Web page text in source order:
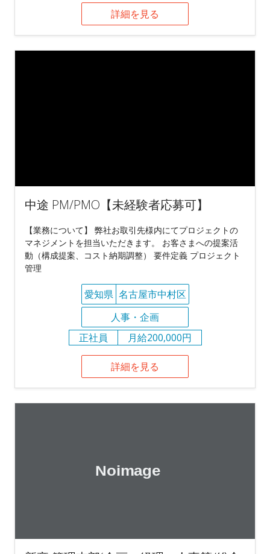
詳細を見る
中途 PM/PMO【未経験者応募可】
【業務について】 弊社お取引先様内にてプロジェクトの
マネジメントを担当いただきます。 お客さまへの提案活
動（構成提案、コスト納期調整） 要件定義 プロジェクト
管理
愛知県 名古屋市中村区
人事・企画
正社員
月給200,000円
詳細を見る